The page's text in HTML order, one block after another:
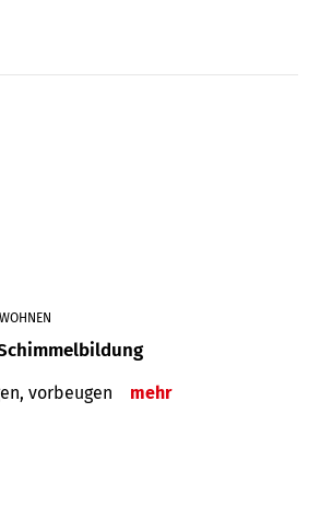
vorbeugen mehr